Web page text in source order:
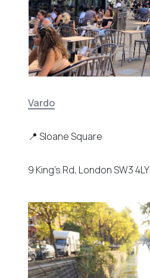
Vardo
📍 Sloane Square
9 King’s Rd, London SW3 4LY